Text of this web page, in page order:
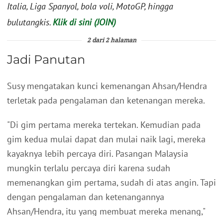
Italia, Liga Spanyol, bola voli, MotoGP, hingga
bulutangkis.Klik di sini (JOIN)
2 dari 2 halaman
Jadi Panutan
Susy mengatakan kunci kemenangan Ahsan/Hendra
terletak pada pengalaman dan ketenangan mereka.
"Di gim pertama mereka tertekan. Kemudian pada
gim kedua mulai dapat dan mulai naik lagi, mereka
kayaknya lebih percaya diri. Pasangan Malaysia
mungkin terlalu percaya diri karena sudah
memenangkan gim pertama, sudah di atas angin. Tapi
dengan pengalaman dan ketenangannya
Ahsan/Hendra, itu yang membuat mereka menang,"